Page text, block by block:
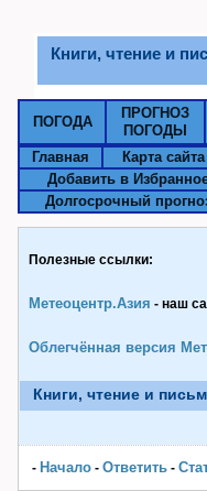
Книги, чтение и
ПОГОДА
ПРОГНОЗ
ПОГОДЫ
Главная Карта сайта
Добавить в
Долгосрочный
Полезные ссылки:
Метеоцентр.Азия - наш
Облегчённая версия
Книги, чтение и
- Начало - Ответить -